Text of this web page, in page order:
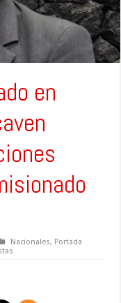
en
Nacionales, Portada